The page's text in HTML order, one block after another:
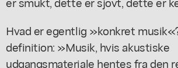
Hvad er egentlig »konkret
definition: »Musik, hvis akustiske
udgangsmateriale hentes fra den